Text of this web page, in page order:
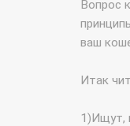
Вопрос
ваш
Итак
1)Ищут,